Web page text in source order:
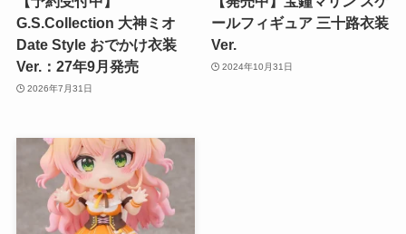
G.S.Collection 大神ミオ
Date Style おでかけ衣装
Ver.：27年9月発売
2026年7月31日
ールフィギュア 三十路衣装
Ver.
2024年10月31日